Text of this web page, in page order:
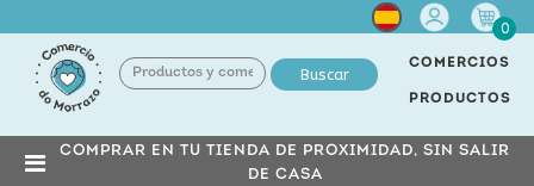
Cuenta
0
Buscar
COMERCIOS
PRODUCTOS
COMPRAR EN TU TIENDA DE PROXIMIDAD, SIN SALIR
DE CASA